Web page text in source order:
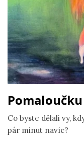
Co byste dělali vy,
pár minut navíc?